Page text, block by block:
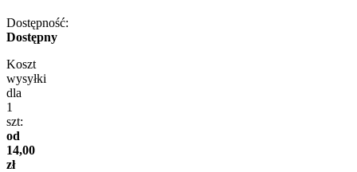
Dostępność:
Dostępny
Koszt
wysyłki
dla
1
szt:
od
14,00
zł